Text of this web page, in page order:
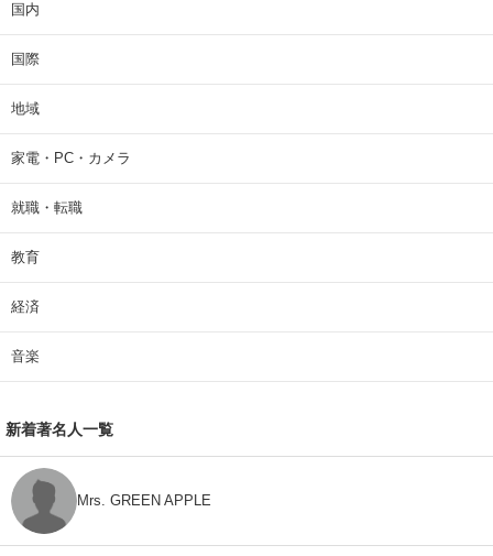
国内
国際
地域
家電・PC・カメラ
就職・転職
教育
経済
音楽
新着著名人一覧
Mrs. GREEN APPLE